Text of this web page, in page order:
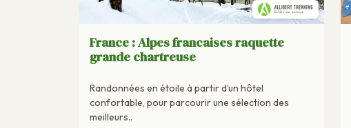
France : Alpes francaises raquette
grande chartreuse
Randonnées en étoile à partir d’un hôtel
confortable, pour parcourir une sélection des
meilleurs..